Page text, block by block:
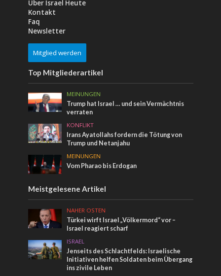
Über Israel Heute
Kontakt
Faq
Newsletter
Mitglied werden
Top Mitgliederartikel
MEINUNGEN
Trump hat Israel … und sein Vermächtnis
verraten
KONFLIKT
Irans Ayatollahs fordern die Tötung von
Trump und Netanjahu
MEINUNGEN
Vom Pharao bis Erdogan
Meistgelesene Artikel
NAHER OSTEN
Türkei wirft Israel „Völkermord“ vor –
Israel reagiert scharf
ISRAEL
Jenseits des Schlachtfelds: Israelische
Initiativen helfen Soldaten beim Übergang
ins zivile Leben